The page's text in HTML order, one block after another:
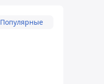
Популярные